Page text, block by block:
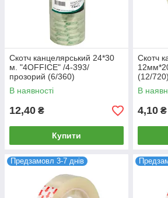
Скотч канцелярський 24*30
м. "4OFFICE" /4-393/
прозорий (6/360)
В наявності
12,40 ₴
Купити
Скотч
(12/720)
В
4,10 ₴
Предзамовл 3-7 днів